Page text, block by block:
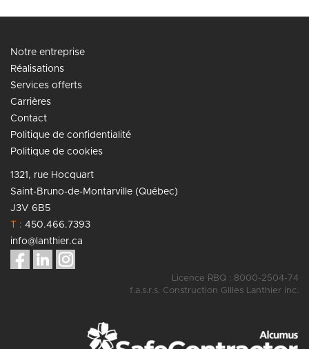
Notre entreprise
Réalisations
Services offerts
Carrières
Contact
Politique de confidentialité
Politique de cookies
1321, rue Hocquart
Saint-Bruno-de-Montarville (Québec)
J3V 6B5
T : 450.466.7393
info@lanthier.ca
Licence RBQ : 8000-2504-74
f.a.s.r.s. Construction Gilles Lanthier inc.